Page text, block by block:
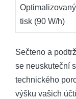
Optimalizovaný
tisk (90 W/h)
Sečteno ⁤a
se neuskuteční
technického
výšku vašich